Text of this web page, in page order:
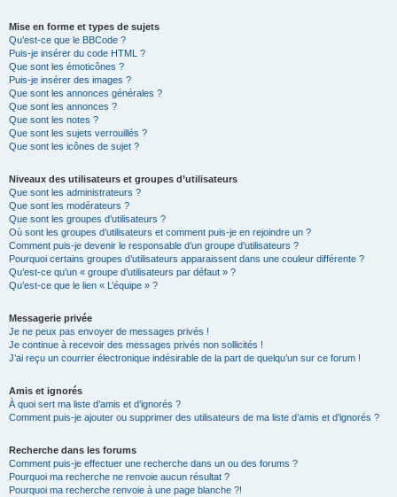
Mise en forme et types de sujets
Qu’est-ce que le BBCode ?
Puis-je insérer du code HTML ?
Que sont les émoticônes ?
Puis-je insérer des images ?
Que sont les annonces générales ?
Que sont les annonces ?
Que sont les notes ?
Que sont les sujets verrouillés ?
Que sont les icônes de sujet ?
Niveaux des utilisateurs et groupes d’utilisateurs
Que sont les administrateurs ?
Que sont les modérateurs ?
Que sont les groupes d’utilisateurs ?
Où sont les groupes d’utilisateurs et comment puis-je en rejoindre un ?
Comment puis-je devenir le responsable d’un groupe d’utilisateurs ?
Pourquoi certains groupes d’utilisateurs apparaissent dans une couleur différente ?
Qu’est-ce qu’un « groupe d’utilisateurs par défaut » ?
Qu’est-ce que le lien « L’équipe » ?
Messagerie privée
Je ne peux pas envoyer de messages privés !
Je continue à recevoir des messages privés non sollicités !
J’ai reçu un courrier électronique indésirable de la part de quelqu’un sur ce forum !
Amis et ignorés
À quoi sert ma liste d’amis et d’ignorés ?
Comment puis-je ajouter ou supprimer des utilisateurs de ma liste d’amis et d’ignorés ?
Recherche dans les forums
Comment puis-je effectuer une recherche dans un ou des forums ?
Pourquoi ma recherche ne renvoie aucun résultat ?
Pourquoi ma recherche renvoie à une page blanche ?!